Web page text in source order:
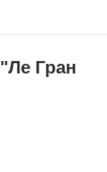
Гран